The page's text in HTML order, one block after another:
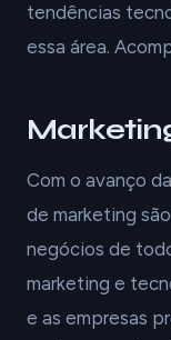
tendências
essa área.
Com o avanço
de marketing
negócios de
marketing e
e as empresas